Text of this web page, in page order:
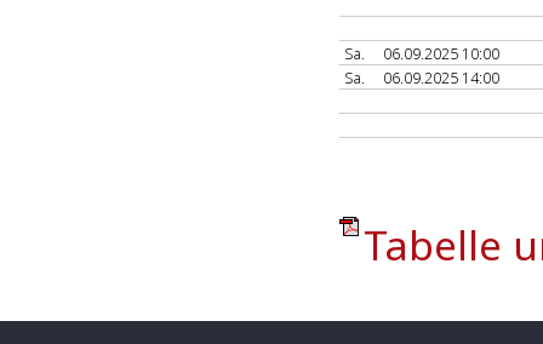
Sa.
06.09.2025 10:00
Sa.
06.09.2025 14:00
Tabelle